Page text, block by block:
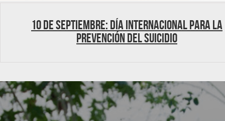
10 de septiembre: Día Internacional para la
Prevención del Suicidio